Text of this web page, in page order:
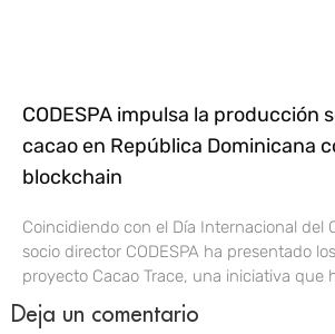
CODESPA impulsa la producción
cacao en República Dominicana
blockchain
Coincidiendo con el Día Internacional del
socio director CODESPA ha presentado
proyecto Cacao Trace, una iniciativa que
Deja un comentario